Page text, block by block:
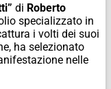
di Roberto
specializzato in
i volti dei suoi
ha selezionato
nelle